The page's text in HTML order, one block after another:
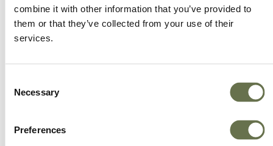
combine it with other information that you’ve provided to
them or that they’ve collected from your use of their
services.
Selection
Necessary
Preferences
συστατικών, αλυσίδα εφοδιασμού, παραγωγή,
πωλήσεις και τεχνική υποστήριξη). Οι πελάτες
μας και οι αγρότες είναι πάντα στην κορυφή